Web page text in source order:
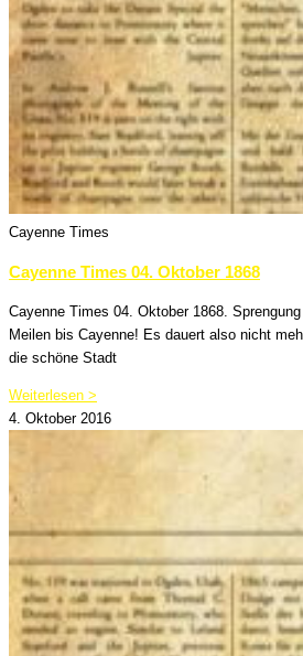
Cayenne Times
Cayenne Times 04. Oktober 1868
Cayenne Times 04. Oktober 1868.
Meilen bis Cayenne! Es dauert also nicht
die schöne Stadt
Weiterlesen >
4. Oktober 2016